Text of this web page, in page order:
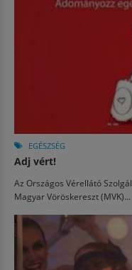
EGÉSZSÉG
Adj vért!
Az Országos Vérellátó
Magyar Vöröskereszt (MVK)...